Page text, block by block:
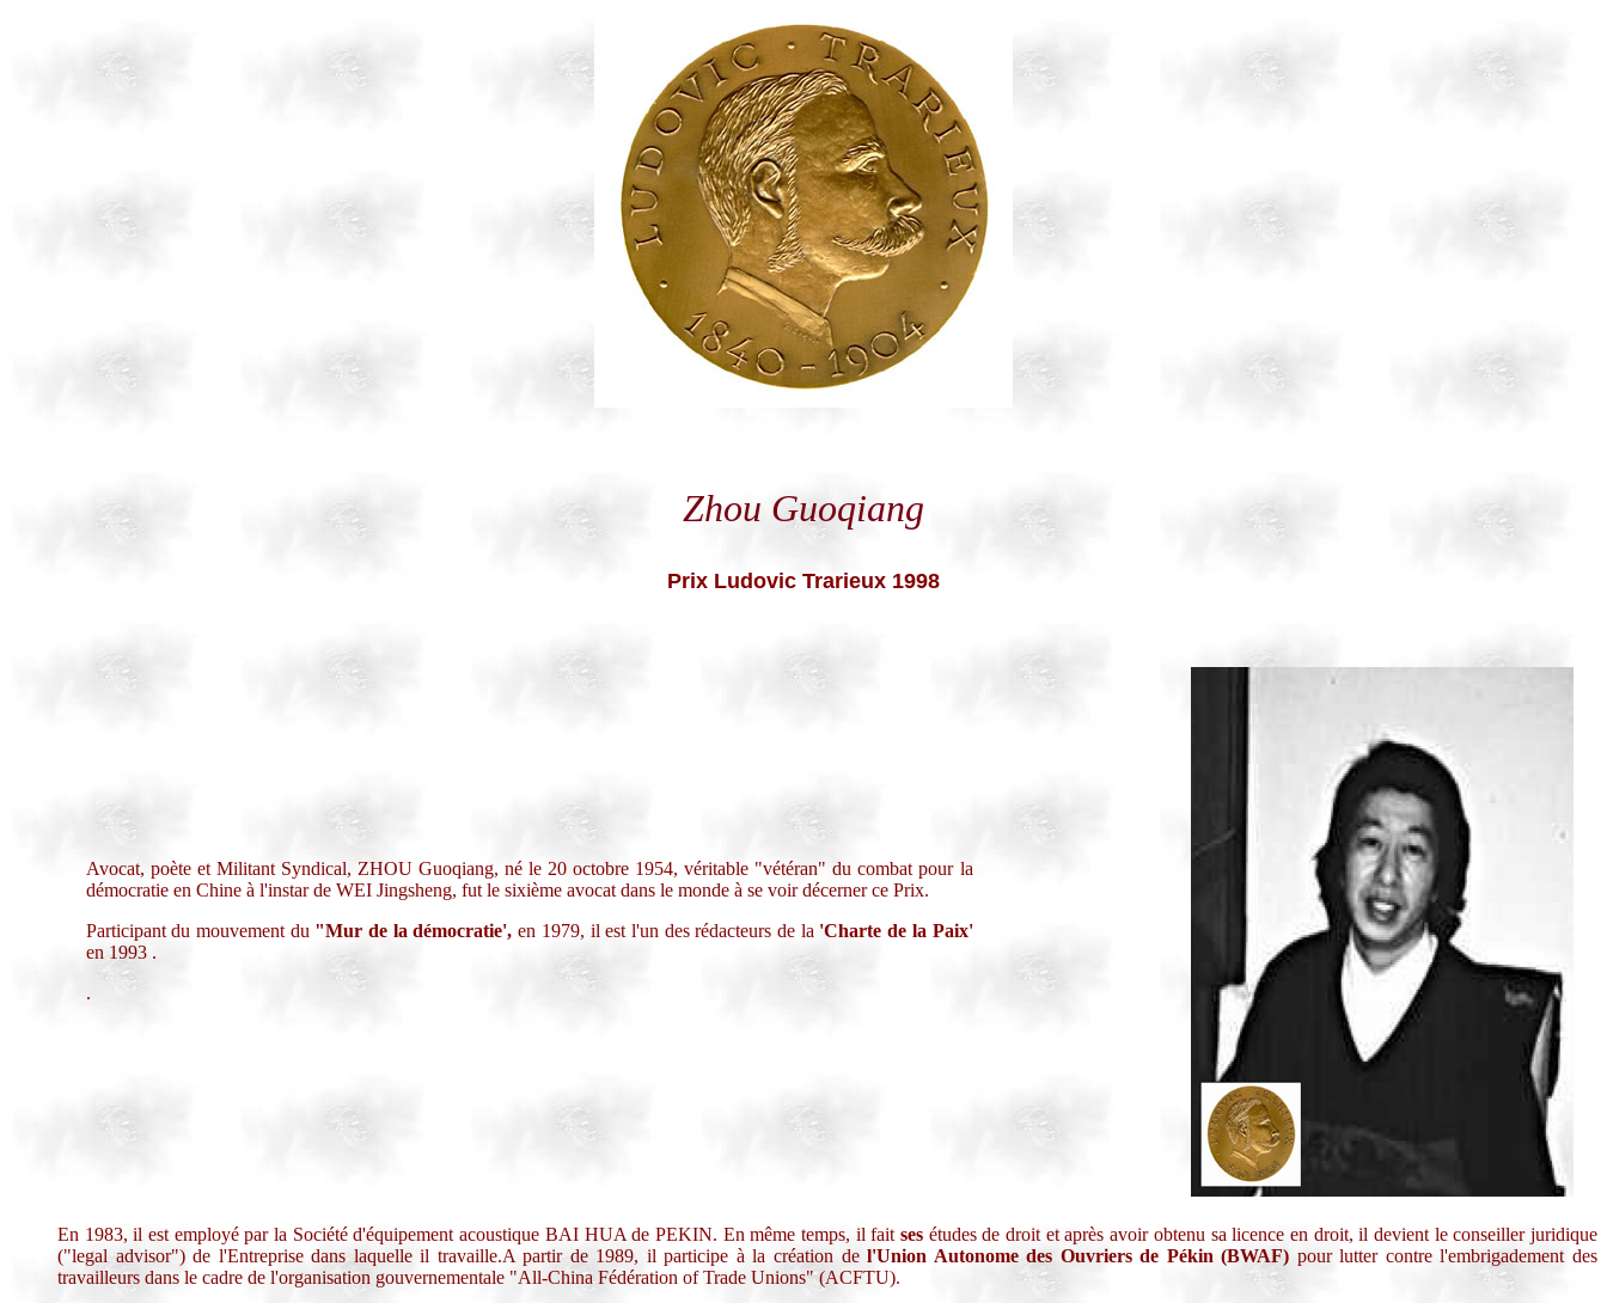
Zhou Guoqiang
Prix Ludovic Trarieux 1998
Avocat, poète et Militant Syndical, ZHOU Guoqiang, né le 20 octobre 1954, véritable "vétéran" du combat pour la
démocratie en Chine à l'instar de WEI Jingsheng, fut le sixième avocat dans le monde à se voir décerner ce Prix.
Participant du mouvement du "Mur de la démocratie', en 1979, il est l'un des rédacteurs de la 'Charte de la Paix'
en 1993 .
.
En 1983, il est employé par la Société d'équipement acoustique BAI HUA de PEKIN. En même temps, il faitses études de droit et après avoir obtenu sa licence en droit, il devient le conseiller juridique
("legal advisor") de l'Entreprise dans laquelle il travaille.A partir de 1989, il participe à la création del'Union Autonome des Ouvriers de Pékin (BWAF) pour lutter contre l'embrigadement des
travailleurs dans le cadre de l'organisation gouvernementale "All-China Fédération of Trade Unions" (ACFTU).